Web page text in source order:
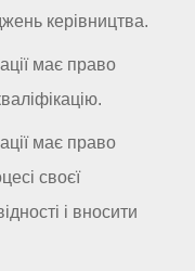
керівництва.
має право
має право
своєї
і вносити